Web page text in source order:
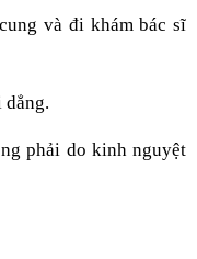
và đi khám bác sĩ
dẳng.
phải do kinh nguyệt